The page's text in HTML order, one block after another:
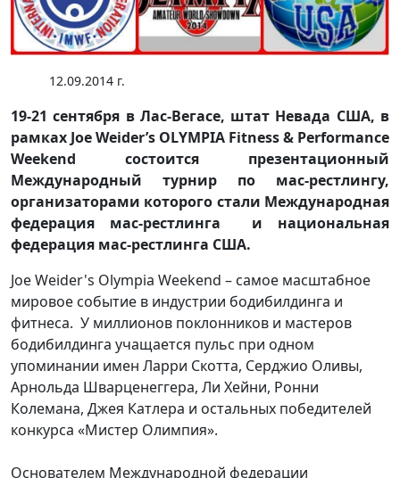
12.09.2014 г.
19-21 сентября в Лас-Вегасе, штат Невада США, в
рамках Joe Weider’s OLYMPIA Fitness & Performance
Weekend состоится презентационный
Международный турнир по мас-рестлингу,
организаторами которого стали Международная
федерация мас-рестлинга и национальная
федерация мас-рестлинга США.
Joe Weider's Olympia Weekend – самое масштабное
мировое событие в индустрии бодибилдинга и
фитнеса. У миллионов поклонников и мастеров
бодибилдинга учащается пульс при одном
упоминании имен Ларри Скотта, Серджио Оливы,
Арнольда Шварценеггера, Ли Хейни, Ронни
Колемана, Джея Катлера и остальных победителей
конкурса «Мистер Олимпия».
Основателем Международной федерации